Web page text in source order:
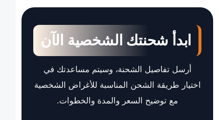
ابدأ شحنتك الشخصية الآن
أرسل تفاصيل الشحنة، وسيتم مساعدتك في
اختيار طريقة الشحن المناسبة للأغراض الشخصية
مع توضيح السعر والمدة والخطوات.